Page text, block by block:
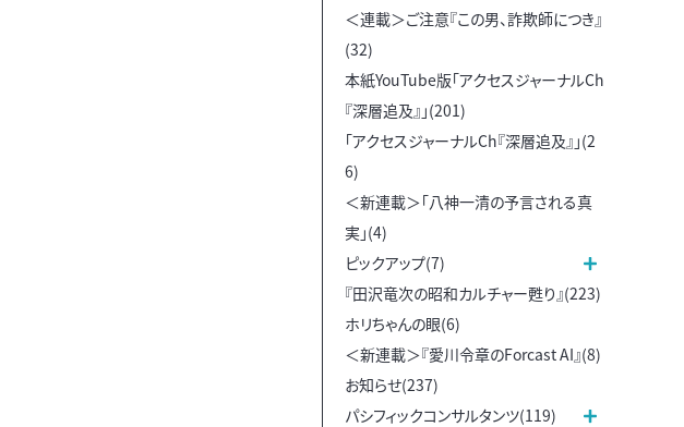
＜連載＞ご注意『この男、詐欺師につき』
(32)
本紙YouTube版「アクセスジャーナルCh
『深層追及』」(201)
「アクセスジャーナルCh『深層追及』」(2
6)
＜新連載＞「八神一清の予言される真
実」(4)
ピックアップ(7)
『田沢竜次の昭和カルチャー甦り』(223)
ホリちゃんの眼(6)
＜新連載＞『愛川令章のForcast AI』(8)
お知らせ(237)
パシフィックコンサルタンツ(119)